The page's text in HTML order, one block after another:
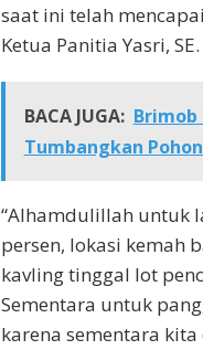
saat ini telah
Ketua Panitia Yasri, SE.
BACA JUGA: Brimob
Tumbangkan
“Alhamdulillah untuk
persen, lokasi kemah
kavling tinggal lot
Sementara untuk
karena sementara